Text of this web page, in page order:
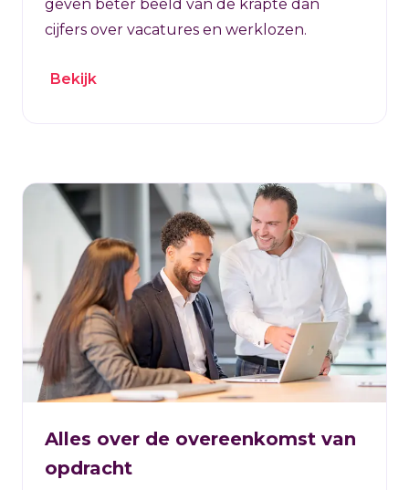
geven beter beeld van de krapte dan
cijfers over vacatures en werklozen.
Bekijk
Alles over de overeenkomst van
opdracht